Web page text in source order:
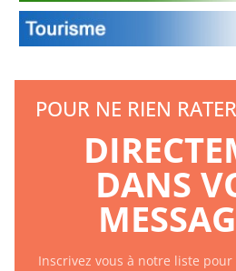
POUR NE RIEN
DANS
Inscrivez vous à notre liste